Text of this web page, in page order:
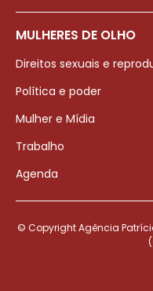
MULHERES DE OLHO
Direitos sexuais e
Política e poder
Mulher e Mídia
Trabalho
Agenda
© Copyright Agência